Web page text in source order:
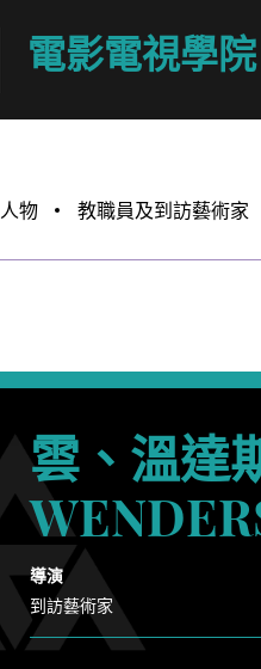
電影電視學院
人物 教職員及到訪藝術家
雲、溫達
導演
到訪藝術家